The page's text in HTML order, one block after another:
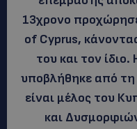
13χρονο
of Cyprus,
του και τον
υποβλήθηκε από
είναι μέλος του
και